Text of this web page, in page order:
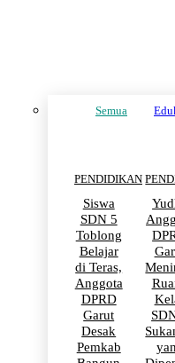
Semua
PENDIDIKAN
Siswa
SDN 5
Toblong
Belajar
di Teras,
Anggota
DPRD
Garut
Desak
Pemkab